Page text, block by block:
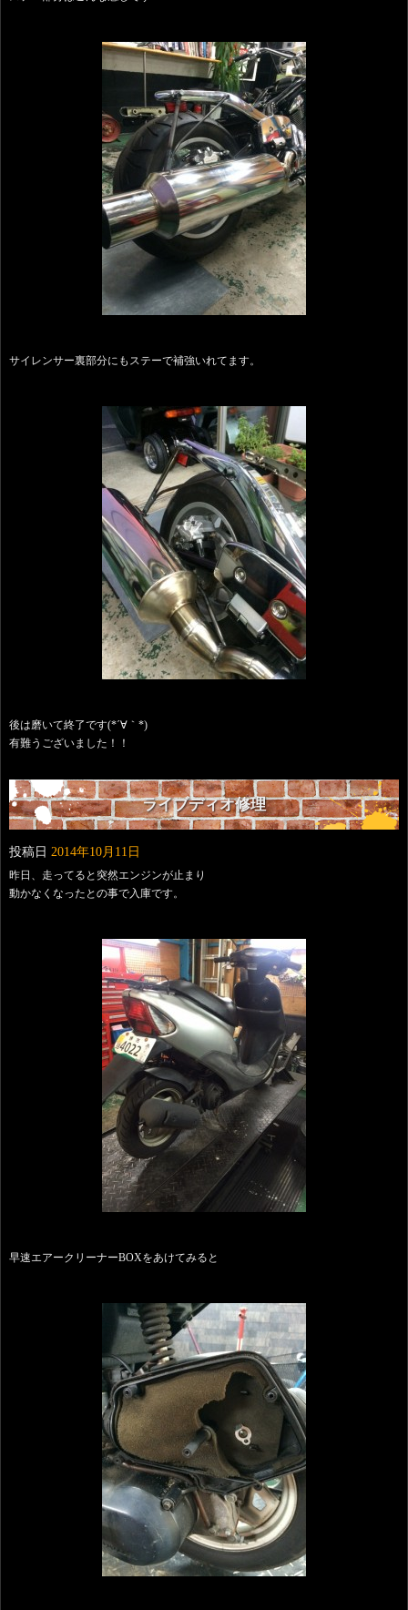
サイレンサー裏部分にもステーで補強いれてます。
後は磨いて終了です(*´∀｀*)
有難うございました！！
ライブディオ修理
投稿日 2014年10月11日
昨日、走ってると突然エンジンが止まり
動かなくなったとの事で入庫です。
早速エアークリーナーBOXをあけてみると